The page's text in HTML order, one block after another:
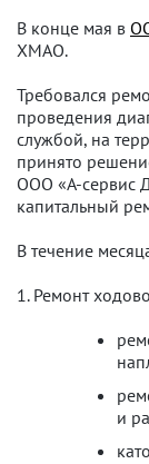
В конце мая в
ХМАО.
Требовался
проведения
службой, на
принято
ООО «А-сервис
капитальный
В течение
1. Ремонт
и